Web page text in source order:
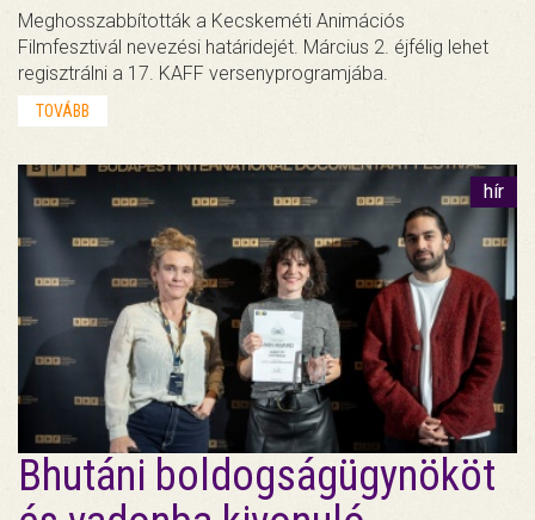
Meghosszabbították a Kecskeméti Animációs
Filmfesztivál nevezési határidejét. Március 2. éjfélig lehet
regisztrálni a 17. KAFF versenyprogramjába.
TOVÁBB
hír
Bhutáni boldogságügynököt